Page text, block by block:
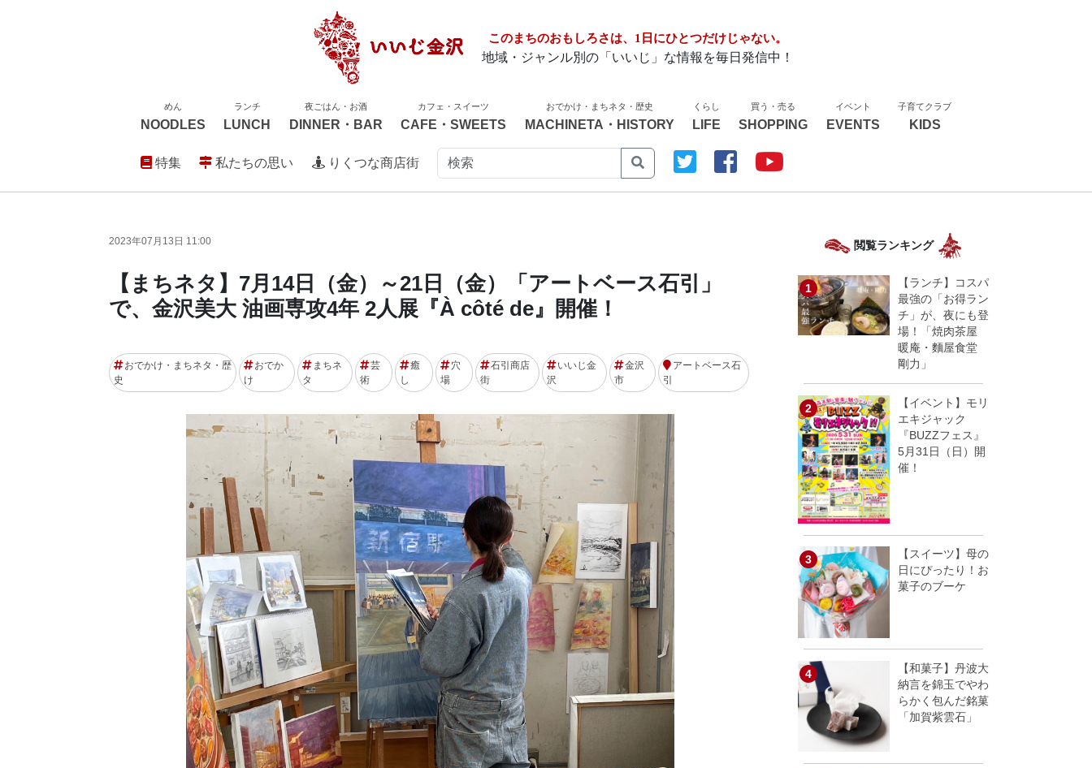
このまちのおもしろさは、1日にひとつだけじゃない。
地域・ジャンル別の「いいじ」な情報を毎日発信中！
めん
NOODLES
ランチ
LUNCH
夜ごはん・お酒
DINNER・BAR
カフェ・スイーツ
CAFE・SWEETS
おでかけ・まちネタ・歴史
MACHINETA・HISTORY
くらし
LIFE
買う・売る
SHOPPING
イベント
EVENTS
子育てクラブ
KIDS
特集 私たちの思い りくつな商店街
2023年07月13日 11:00
【まちネタ】7月14日（金）～21日（金）「アートベース石引」
で、金沢美大 油画専攻4年 2人展『À côté de』開催！
おでかけ・まちネタ・歴
史
おでか
け
まちネ
タ
芸
術
癒
し
穴
場
石引商店
街
いいじ金
沢
金沢
市
アートベース石
引
閲覧ランキング
【ランチ】コスパ
最強の「お得ラン
チ」が、夜にも登
場！「焼肉茶屋
暖庵・麵屋食堂
剛力」
【イベント】モリ
エキジャック
『BUZZフェス』
5月31日（日）開
催！
【スイーツ】母の
日にぴったり！お
菓子のブーケ
【和菓子】丹波大
納言を錦玉でやわ
らかく包んだ銘菓
「加賀紫雲石」